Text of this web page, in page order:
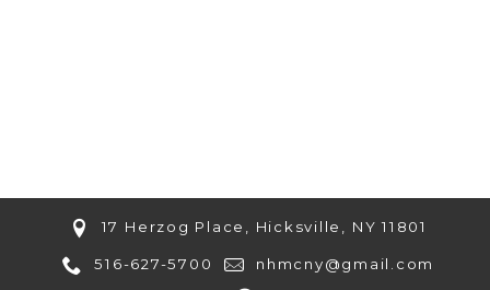
17 Herzog Place, Hicksville, NY 11801
516-627-5700 nhmcny@gmail.com